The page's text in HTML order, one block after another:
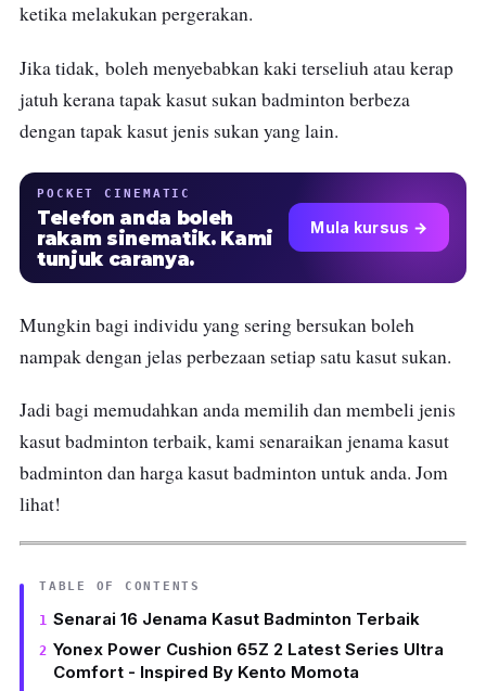
ketika melakukan pergerakan.
Jika tidak, boleh menyebabkan kaki terseliuh atau kerap
jatuh kerana tapak kasut sukan badminton berbeza
dengan tapak kasut jenis sukan yang lain.
POCKET CINEMATIC
Telefon anda boleh
rakam sinematik. Kami
tunjuk caranya.
Mula kursus →
Mungkin bagi individu yang sering bersukan boleh
nampak dengan jelas perbezaan setiap satu kasut sukan.
Jadi bagi memudahkan anda memilih dan membeli jenis
kasut badminton terbaik, kami senaraikan jenama kasut
badminton dan harga kasut badminton untuk anda. Jom
lihat!
TABLE OF CONTENTS
Senarai 16 Jenama Kasut Badminton Terbaik
Yonex Power Cushion 65Z 2 Latest Series Ultra
Comfort - Inspired By Kento Momota